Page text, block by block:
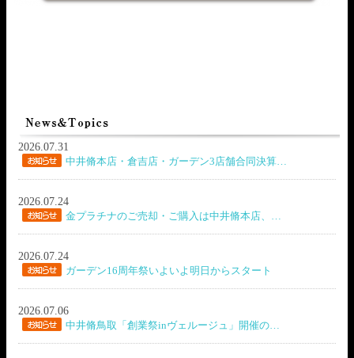
2026.07.31
中井脩本店・倉吉店・ガーデン3店舗合同決算…
2026.07.24
金プラチナのご売却・ご購入は中井脩本店、…
2026.07.24
ガーデン16周年祭いよいよ明日からスタート
2026.07.06
中井脩鳥取「創業祭inヴェルージュ」開催の…